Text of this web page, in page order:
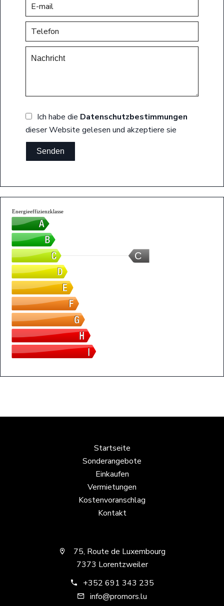
Ich habe die Datenschutzbestimmungen
dieser Website gelesen und akzeptiere sie
Senden
C
Energieeffizienzklasse
Startseite
Sonderangebote
Einkaufen
Vermietungen
Kostenvoranschlag
Kontakt
75, Route de Luxembourg
7373 Lorentzweiler
+352 691 343 235
info@promors.lu